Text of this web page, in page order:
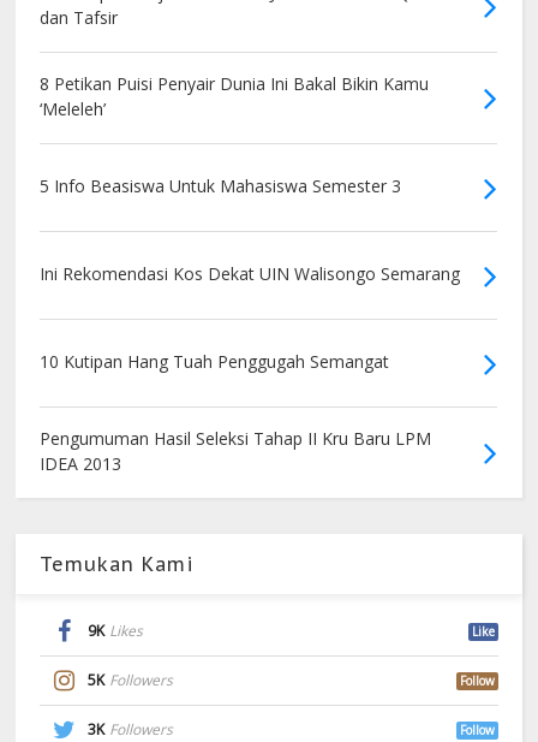
dan Tafsir
8 Petikan Puisi Penyair Dunia Ini Bakal Bikin Kamu
‘Meleleh’
5 Info Beasiswa Untuk Mahasiswa Semester 3
Ini Rekomendasi Kos Dekat UIN Walisongo Semarang
10 Kutipan Hang Tuah Penggugah Semangat
Pengumuman Hasil Seleksi Tahap II Kru Baru LPM
IDEA 2013
Temukan Kami
9K Likes Like
5K Followers Follow
3K Followers Follow